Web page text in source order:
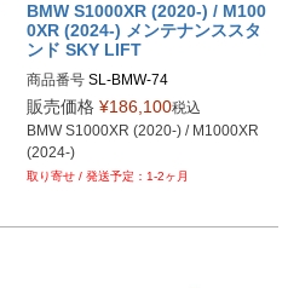
BMW S1000XR (2020-) / M100
0XR (2024-) メンテナンススタ
ンド SKY LIFT
商品番号 SL-BMW-74
販売価格 ¥186,100税込
BMW S1000XR (2020-) / M1000XR
(2024-)
1-2ヶ月